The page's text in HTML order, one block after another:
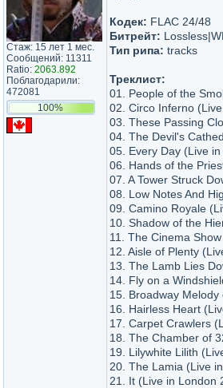
Стаж: 15 лет 1 мес.
Сообщений: 11311
Ratio: 2063.892
Поблагодарили:
472081
100%
Кодек: FLAC 24/48
Битрейт:
Тип рипа: tracks
Треклист:
01. People of the
02. Circo Inferno
03. These Passing
04. The Devil's
05. Every Day (Live
06. Hands of the
07. A Tower Struck
08. Low Notes And
09. Camino Royale
10. Shadow of the
11. The Cinema
12. Aisle of Plenty
13. The Lamb Lies
14. Fly on a
15. Broadway
16. Hairless Heart
17. Carpet Crawlers
18. The Chamber of
19. Lilywhite Lilith
20. The Lamia (Live
21. It (Live in London